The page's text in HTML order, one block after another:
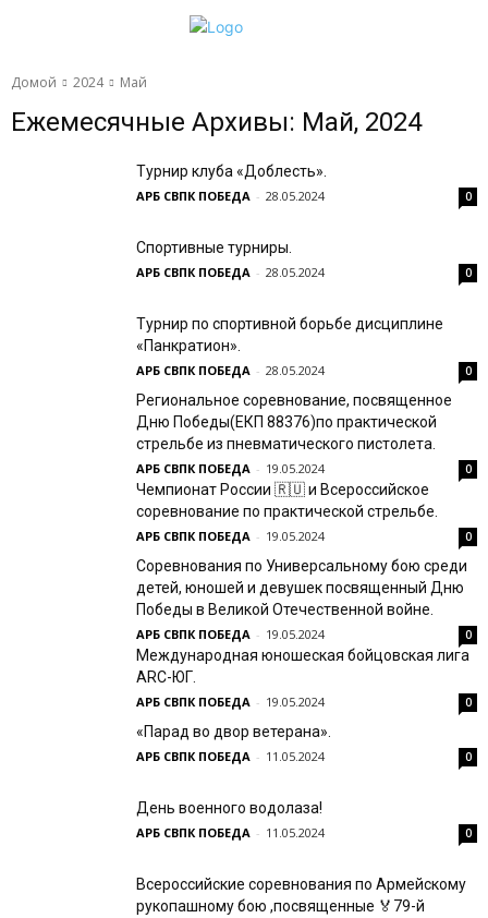
Домой 2024 Май
Ежемесячные Архивы: Май, 2024
Турнир клуба «Доблесть».
АРБ СВПК ПОБЕДА - 28.05.2024 0
Спортивные турниры.
АРБ СВПК ПОБЕДА - 28.05.2024 0
Турнир по спортивной борьбе дисциплине
«Панкратион».
АРБ СВПК ПОБЕДА - 28.05.2024 0
Региональное соревнование, посвященное
Дню Победы(ЕКП 88376)по практической
стрельбе из пневматического пистолета.
АРБ СВПК ПОБЕДА - 19.05.2024 0
Чемпионат России 🇷🇺 и Всероссийское
соревнование по практической стрельбе.
АРБ СВПК ПОБЕДА - 19.05.2024 0
Соревнования по Универсальному бою среди
детей, юношей и девушек посвященный Дню
Победы в Великой Отечественной войне.
АРБ СВПК ПОБЕДА - 19.05.2024 0
Международная юношеская бойцовская лига
ARC-ЮГ.
АРБ СВПК ПОБЕДА - 19.05.2024 0
«Парад во двор ветерана».
АРБ СВПК ПОБЕДА - 11.05.2024 0
День военного водолаза!
АРБ СВПК ПОБЕДА - 11.05.2024 0
Всероссийские соревнования по Армейскому
рукопашному бою ,посвященные 🏅79-й